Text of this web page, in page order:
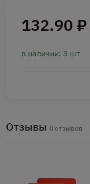
132.90 ₽
в наличии: 3 шт
Отзывы 0 отзывов